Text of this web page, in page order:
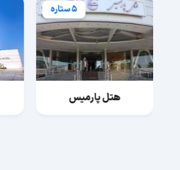
5 ستاره
هتل پارمیس